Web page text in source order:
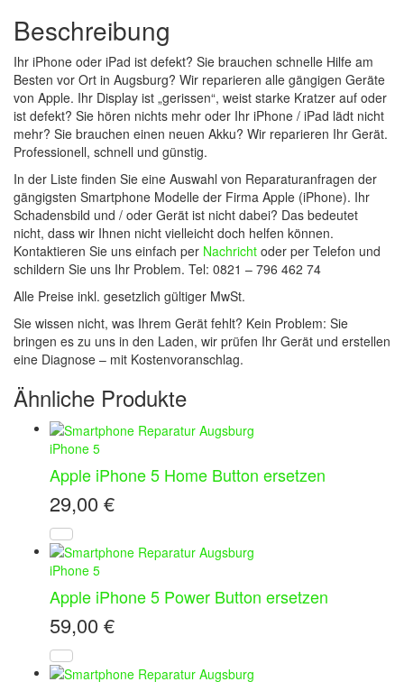
Beschreibung
Ihr iPhone oder iPad ist defekt? Sie brauchen schnelle Hilfe am
Besten vor Ort in Augsburg? Wir reparieren alle gängigen Geräte
von Apple. Ihr Display ist „gerissen“, weist starke Kratzer auf oder
ist defekt? Sie hören nichts mehr oder Ihr iPhone / iPad lädt nicht
mehr? Sie brauchen einen neuen Akku? Wir reparieren Ihr Gerät.
Professionell, schnell und günstig.
In der Liste finden Sie eine Auswahl von Reparaturanfragen der
gängigsten Smartphone Modelle der Firma Apple (iPhone). Ihr
Schadensbild und / oder Gerät ist nicht dabei? Das bedeutet
nicht, dass wir Ihnen nicht vielleicht doch helfen können.
Kontaktieren Sie uns einfach per Nachricht oder per Telefon und
schildern Sie uns Ihr Problem. Tel: 0821 – 796 462 74
Alle Preise inkl. gesetzlich gültiger MwSt.
Sie wissen nicht, was Ihrem Gerät fehlt? Kein Problem: Sie
bringen es zu uns in den Laden, wir prüfen Ihr Gerät und erstellen
eine Diagnose – mit Kostenvoranschlag.
Ähnliche Produkte
iPhone 5
Apple iPhone 5 Home Button ersetzen
29,00 €
iPhone 5
Apple iPhone 5 Power Button ersetzen
59,00 €